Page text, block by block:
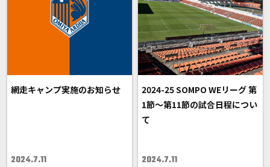
網走キャンプ実施のお知らせ
2024.7.11
2024-25 SOMPO WEリーグ 第
1節～第11節の試合日程につい
て
2024.7.11